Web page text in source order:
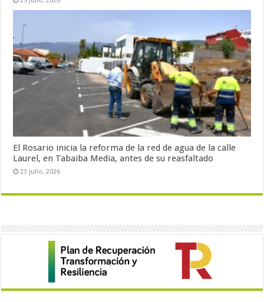
El Rosario inicia la reforma de la red de agua de la calle
Laurel, en Tabaiba Media, antes de su reasfaltado
23 julio, 2026